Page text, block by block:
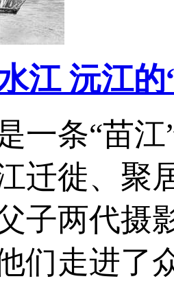
江 沅江
一条“苗
迁徙、聚
子两代摄
们走进